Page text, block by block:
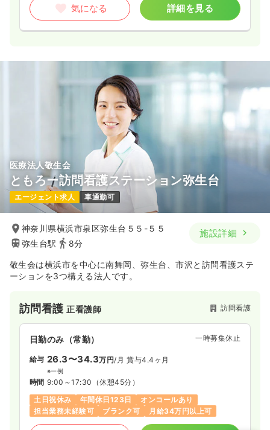
気になる 詳細を見る
医療法人敬生会
ともろー訪問看護ステーション弥生台
エージェント求人 車通勤可
神奈川県横浜市泉区弥生台５５-５５
弥生台駅
8分
施設詳細
敬生会は横浜市を中心に南舞岡、弥生台、市沢と訪問看護ステ
ーションを3つ構える法人です。
訪問看護正看護師 訪問看護
日勤のみ（常勤） 一時募集休止
給与 26.3〜34.3万円/月 賞与4.4ヶ月
※一例
時間 9:00～17:30 （休憩45分）
土日祝休み
年間休日123日
オンコールあり
担当業務未経験可
ブランク可 月給34万円以上可